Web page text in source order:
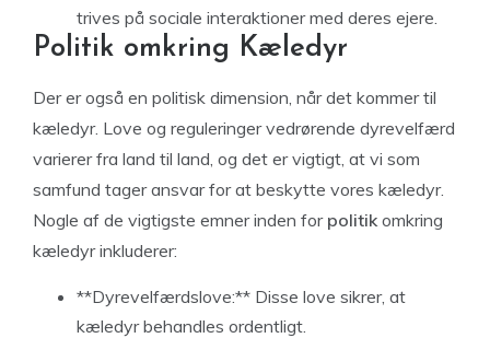
trives på sociale interaktioner med deres ejere.
Politik omkring Kæledyr
Der er også en politisk dimension, når det kommer til
kæledyr. Love og reguleringer vedrørende dyrevelfærd
varierer fra land til land, og det er vigtigt, at vi som
samfund tager ansvar for at beskytte vores kæledyr.
Nogle af de vigtigste emner inden for politikomkring
kæledyr inkluderer:
**Dyrevelfærdslove:** Disse love sikrer, at
kæledyr behandles ordentligt.